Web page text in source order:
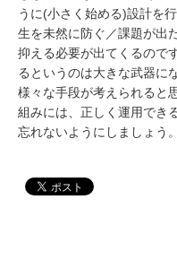
うに(小さく始める)設計を
生を未然に防ぐ／課題が出
抑える必要が出てくるので
るというのは大きな武器に
様々な手段が考えられると
組みには、正しく運用でき
忘れないようにしましょう。